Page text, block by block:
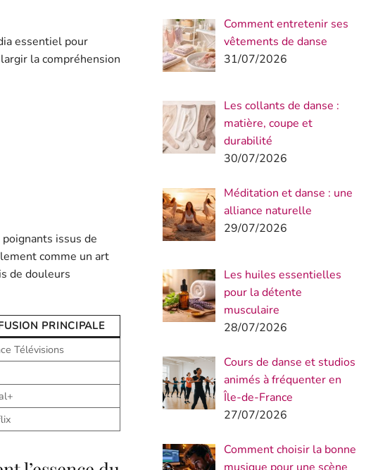
essentiel pour
la compréhension
issus de
comme un art
de douleurs
PRINCIPALE
Télévisions
Comment entretenir ses
vêtements de danse
31/07/2026
Les collants de danse :
matière, coupe et
durabilité
30/07/2026
Méditation et danse : une
alliance naturelle
29/07/2026
Les huiles essentielles
pour la détente
musculaire
28/07/2026
Cours de danse et studios
animés à fréquenter en
Île-de-France
27/07/2026
Comment choisir la bonne